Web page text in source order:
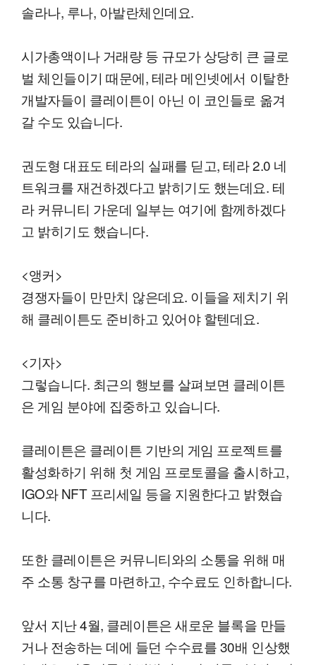
솔라나, 루나, 아발란체인데요.
시가총액이나 거래량 등 규모가 상당히 큰 글로
벌 체인들이기 때문에, 테라 메인넷에서 이탈한
개발자들이 클레이튼이 아닌 이 코인들로 옮겨
갈 수도 있습니다.
권도형 대표도 테라의 실패를 딛고, 테라 2.0 네
트워크를 재건하겠다고 밝히기도 했는데요. 테
라 커뮤니티 가운데 일부는 여기에 함께하겠다
고 밝히기도 했습니다.
<앵커>
경쟁자들이 만만치 않은데요. 이들을 제치기 위
해 클레이튼도 준비하고 있어야 할텐데요.
<기자>
그렇습니다. 최근의 행보를 살펴보면 클레이튼
은 게임 분야에 집중하고 있습니다.
클레이튼은 클레이튼 기반의 게임 프로젝트를
활성화하기 위해 첫 게임 프로토콜을 출시하고,
IGO와 NFT 프리세일 등을 지원한다고 밝혔습
니다.
또한 클레이튼은 커뮤니티와의 소통을 위해 매
주 소통 창구를 마련하고, 수수료도 인하합니다.
앞서 지난 4월, 클레이튼은 새로운 블록을 만들
거나 전송하는 데에 들던 수수료를 30배 인상했